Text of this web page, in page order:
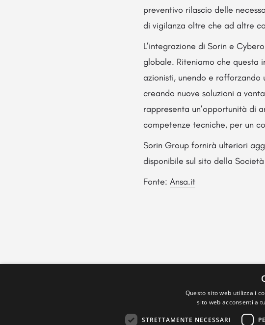
preventivo rilascio delle
di vigilanza oltre che ad altre
L’integrazione di Sorin e
globale. Riteniamo che questa
azionisti, unendo e
creando nuove soluzioni a
rappresenta un’opportunità di
competenze tecniche, per un
Sorin Group fornirà ulteriori
disponibile sul sito della
Fonte: Ansa.it
Questo sito web utilizza i
sito web acconsenti a
STRETTAMENTE NECESSARI